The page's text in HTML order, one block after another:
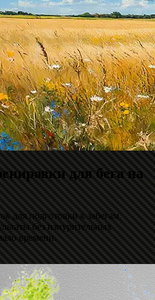
для бега на
для подготовки к забегам.
без изнурительных
времени.